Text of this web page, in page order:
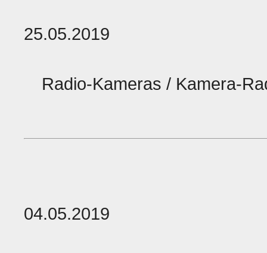
25.05.2019
Radio-Kameras / Kamera-
04.05.2019